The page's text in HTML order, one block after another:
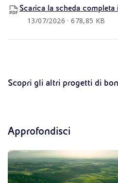
Scarica la scheda completa
13/07/2026 · 678,85 KB
Scopri gli altri progetti di
Porto Torres
Priolo
Approfondisci